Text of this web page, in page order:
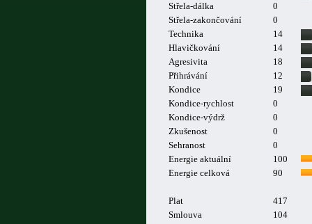
Střela-dálka
0
Střela-zakončování
0
Technika
14
Hlavičkování
14
Agresivita
18
Přihrávání
12
Kondice
19
Kondice-rychlost
0
Kondice-výdrž
0
Zkušenost
0
Sehranost
0
Energie aktuální
100
Energie celková
90
Plat
417
Smlouva
104